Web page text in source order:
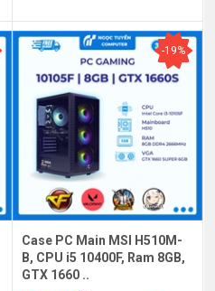
-19%
Case PC Main MSI H510M-
B, CPU i5 10400F, Ram 8GB,
GTX 1660 ..